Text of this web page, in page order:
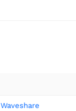
Waveshare